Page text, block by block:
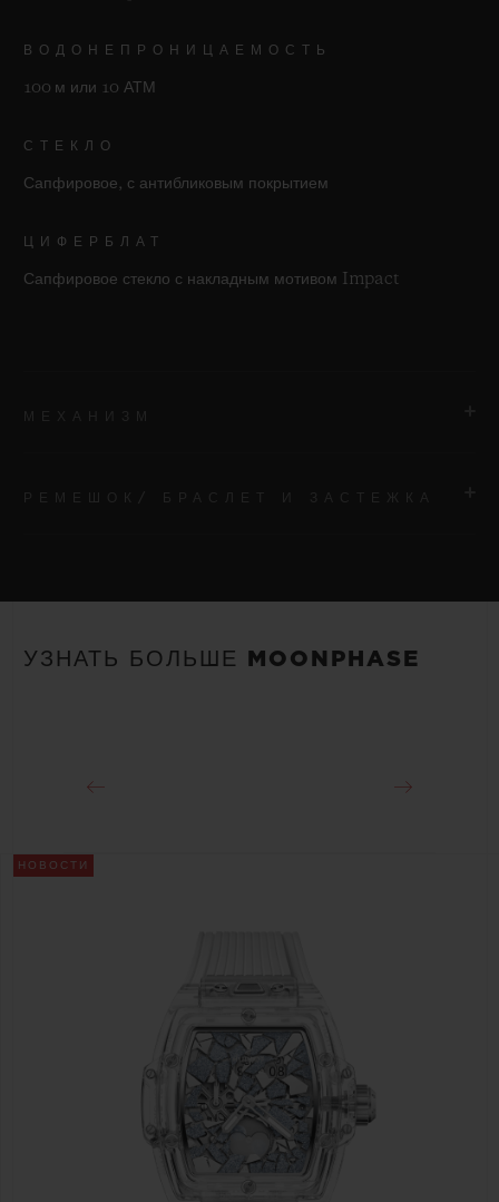
ВОДОНЕПРОНИЦАЕМОСТЬ
100 м или 10 АТМ
СТЕКЛО
Сапфировое, с антибликовым покрытием
ЦИФЕРБЛАТ
Сапфировое стекло с накладным мотивом Impact
РЕМЕШОК/ БРАСЛЕТ
УЗНАТЬ БОЛЬШЕ MOONPHASE
НОВОСТИ